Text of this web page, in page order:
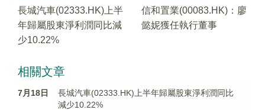
長城汽車(02333.HK)上半
年歸屬股東淨利潤同比減
少10.22%
信和置業(00083.HK)：廖
懿妮獲任執行董事
相關文章
7月18日
長城汽車(02333.HK)上半年歸屬股東淨利潤同比
減少10.22%